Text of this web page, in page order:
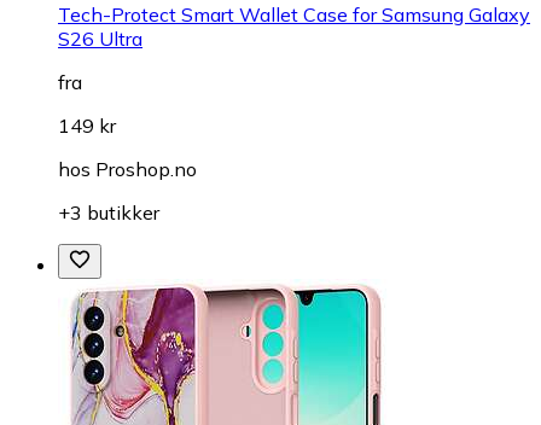
Tech-Protect Smart Wallet Case for Samsung Galaxy
S26 Ultra
fra
149 kr
hos Proshop.no
+3 butikker